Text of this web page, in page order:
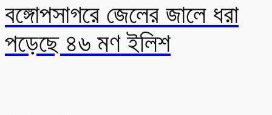
বঙ্গোপসাগরে জেলের জালে ধরা
পড়েছে ৪৬ মণ ইলিশ